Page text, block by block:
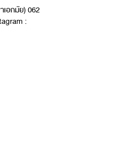
เอกมัย) 062
: